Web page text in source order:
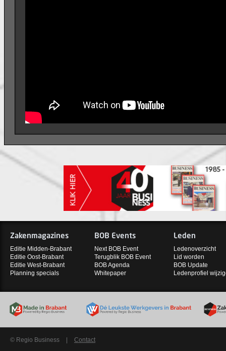
Zakenmagazines
Editie Midden-Brabant
Editie Oost-Brabant
Editie West-Brabant
Planning specials
BOB Events
Next BOB Event
Terugblik BOB Event
BOB Agenda
Whitepaper
Leden
Ledenoverzicht
Lid worden
BOB Update
Ledenprofiel
© Regio Business Contact